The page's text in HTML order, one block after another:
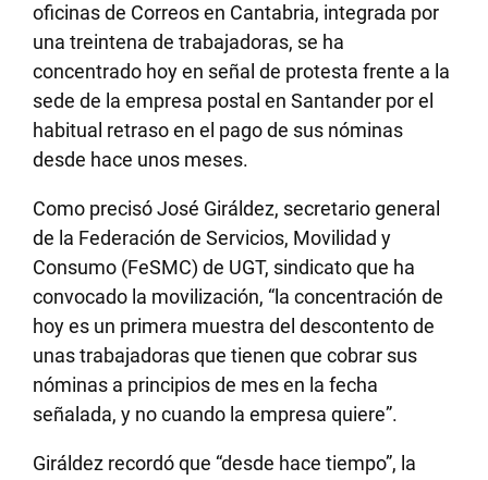
oficinas de Correos en Cantabria, integrada por
una treintena de trabajadoras, se ha
concentrado hoy en señal de protesta frente a la
sede de la empresa postal en Santander por el
habitual retraso en el pago de sus nóminas
desde hace unos meses.
Como precisó José Giráldez, secretario general
de la Federación de Servicios, Movilidad y
Consumo (FeSMC) de UGT, sindicato que ha
convocado la movilización, “la concentración de
hoy es un primera muestra del descontento de
unas trabajadoras que tienen que cobrar sus
nóminas a principios de mes en la fecha
señalada, y no cuando la empresa quiere”.
Giráldez recordó que “desde hace tiempo”, la